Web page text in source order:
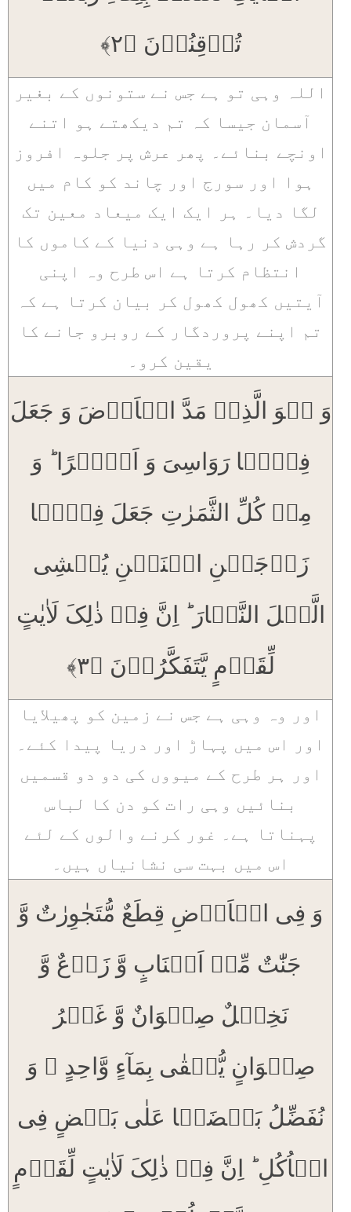
تُوۡقِنُوۡنَ ﴿۲﴾
اللہ وہی تو ہے جس نے ستونوں کے بغیر
آسمان جیسا کہ تم دیکھتے ہو اتنے
اونچے بنائے۔ پھر عرش پر جلوہ افروز
ہوا اور سورج اور چاند کو کام میں
لگا دیا۔ ہر ایک ایک میعاد معین تک
گردش کر رہا ہے وہی دنیا کے کاموں کا
انتظام کرتا ہے اس طرح وہ اپنی
آیتیں کھول کھول کر بیان کرتا ہے کہ
تم اپنے پروردگار کے روبرو جانے کا
یقین کرو۔
وَ ہُوَ الَّذِیۡ مَدَّ الۡاَرۡضَ وَ جَعَلَ
فِیۡہَا رَوَاسِیَ وَ اَنۡہٰرًا ؕ وَ
مِنۡ کُلِّ الثَّمَرٰتِ جَعَلَ فِیۡہَا
زَوۡجَیۡنِ اثۡنَیۡنِ یُغۡشِی
الَّیۡلَ النَّہَارَ ؕ اِنَّ فِیۡ ذٰلِکَ لَاٰیٰتٍ
لِّقَوۡمٍ یَّتَفَکَّرُوۡنَ ﴿۳﴾
اور وہ وہی ہے جس نے زمین کو پھیلایا
اور اس میں پہاڑ اور دریا پیدا کئے۔
اور ہر طرح کے میووں کی دو دو قسمیں
بنائیں وہی رات کو دن کا لباس
پہناتا ہے۔ غور کرنے والوں کے لئے
اس میں بہت سی نشانیاں ہیں۔
وَ فِی الۡاَرۡضِ قِطَعٌ مُّتَجٰوِرٰتٌ وَّ
جَنّٰتٌ مِّنۡ اَعۡنَابٍ وَّ زَرۡعٌ وَّ
نَخِیۡلٌ صِنۡوَانٌ وَّ غَیۡرُ
صِنۡوَانٍ یُّسۡقٰی بِمَآءٍ وَّاحِدٍ ۟ وَ
نُفَضِّلُ بَعۡضَہَا عَلٰی بَعۡضٍ فِی
الۡاُکُلِ ؕ اِنَّ فِیۡ ذٰلِکَ لَاٰیٰتٍ لِّقَوۡمٍ